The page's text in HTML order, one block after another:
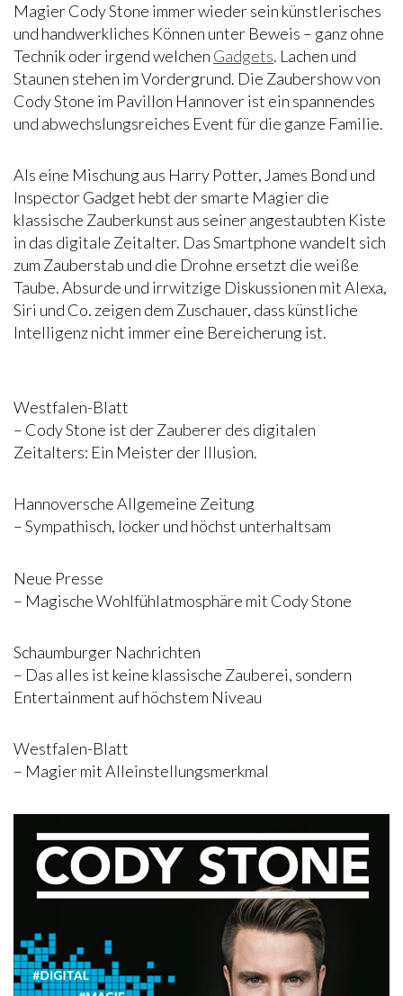
Magier Cody Stone immer wieder sein künstlerisches
und handwerkliches Können unter Beweis – ganz ohne
Technik oder irgend welchen Gadgets. Lachen und
Staunen stehen im Vordergrund. Die Zaubershow von
Cody Stone im Pavillon Hannover ist ein spannendes
und abwechslungsreiches Event für die ganze Familie.
Als eine Mischung aus Harry Potter, James Bond und
Inspector Gadget hebt der smarte Magier die
klassische Zauberkunst aus seiner angestaubten Kiste
in das digitale Zeitalter. Das Smartphone wandelt sich
zum Zauberstab und die Drohne ersetzt die weiße
Taube. Absurde und irrwitzige Diskussionen mit Alexa,
Siri und Co. zeigen dem Zuschauer, dass künstliche
Intelligenz nicht immer eine Bereicherung ist.
Westfalen-Blatt
– Cody Stone ist der Zauberer des digitalen
Zeitalters: Ein Meister der Illusion.
Hannoversche Allgemeine Zeitung
– Sympathisch, locker und höchst unterhaltsam
Neue Presse
– Magische Wohlfühlatmosphäre mit Cody Stone
Schaumburger Nachrichten
– Das alles ist keine klassische Zauberei, sondern
Entertainment auf höchstem Niveau
Westfalen-Blatt
– Magier mit Alleinstellungsmerkmal